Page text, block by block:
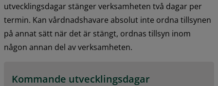
utvecklingsdagar stänger verksamheten två dagar per
termin. Kan vårdnadshavare absolut inte ordna tillsynen
på annat sätt när det är stängt, ordnas tillsyn inom
någon annan del av verksamheten.
Kommande utvecklingsdagar